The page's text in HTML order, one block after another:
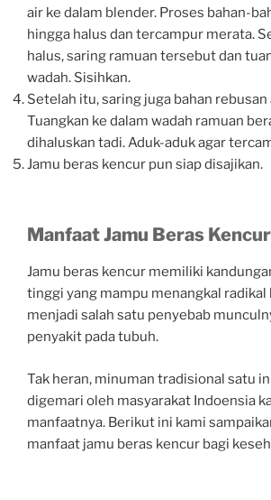
air ke dalam blender. Proses bahan-
hingga halus dan tercampur merata.
halus, saring ramuan tersebut dan
wadah. Sisihkan.
Setelah itu, saring juga bahan rebusan
Tuangkan ke dalam wadah ramuan
dihaluskan tadi. Aduk-aduk agar
Jamu beras kencur pun siap disajikan.
Manfaat Jamu Beras Kencur
Jamu beras kencur memiliki
tinggi yang mampu menangkal radikal
menjadi salah satu penyebab
penyakit pada tubuh.
Tak heran, minuman tradisional satu
digemari oleh masyarakat Indoensia
manfaatnya. Berikut ini kami
manfaat jamu beras kencur bagi